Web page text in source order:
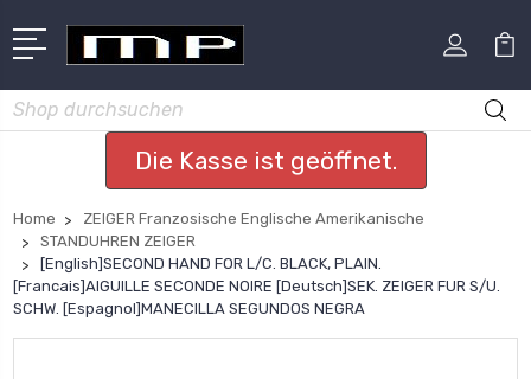
Suchen
Die Kasse ist geöffnet.
Home
ZEIGER Franzosische Englische Amerikanische
STANDUHREN ZEIGER
[English]SECOND HAND FOR L/C. BLACK, PLAIN.
[Francais]AIGUILLE SECONDE NOIRE [Deutsch]SEK. ZEIGER FUR S/U.
SCHW. [Espagnol]MANECILLA SEGUNDOS NEGRA